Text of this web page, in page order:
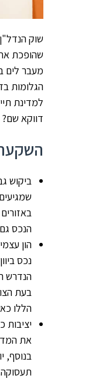
שוק
שהופכת
מעבר לים
הגלומות
למדינת
דווקא
השקעת
ביקוש
הנכס גם
הון
נכס
בעת
הללו
יציבות
את
בנוסף,